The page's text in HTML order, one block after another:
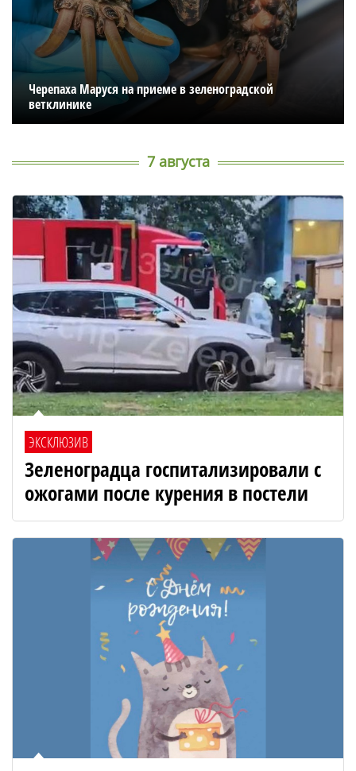
Черепаха Маруся на приеме в зеленоградской
ветклинике
7 августа
ЭКСКЛЮЗИВ
Зеленоградца госпитализировали с
ожогами после курения в постели